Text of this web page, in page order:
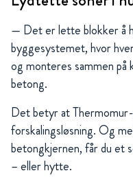
— Det er lette blokker å
byggesystemet, hvor
og monteres sammen
betong.
Det betyr at
forskalingsløsning. Og
betongkjernen, får du et
– eller hytte.